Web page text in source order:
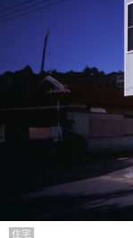
住宅